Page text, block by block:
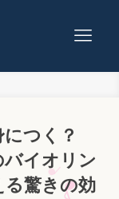
つく？
バイオリン
る驚きの効